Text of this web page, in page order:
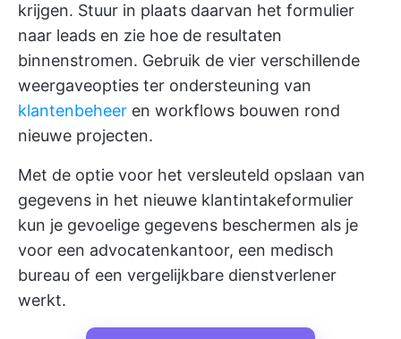
krijgen. Stuur in plaats daarvan het formulier
naar leads en zie hoe de resultaten
binnenstromen. Gebruik de vier verschillende
weergaveopties ter ondersteuning van
klantenbeheer en workflows bouwen rond
nieuwe projecten.
Met de optie voor het versleuteld opslaan van
gegevens in het nieuwe klantintakeformulier
kun je gevoelige gegevens beschermen als je
voor een advocatenkantoor, een medisch
bureau of een vergelijkbare dienstverlener
werkt.